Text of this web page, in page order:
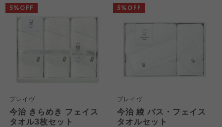
ブレイヴ
今治 きらめき フェイス
タオル3枚セット
5%OFF
ブレイヴ
今治 綾 バス・フェイス
タオルセット
5%OFF